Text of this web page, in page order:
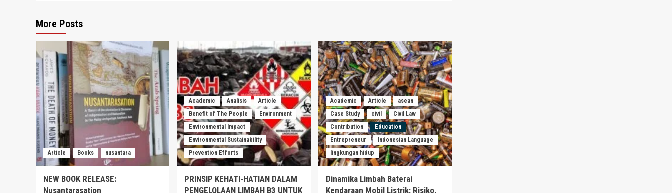
More Posts
Article Books nusantara
NEW BOOK RELEASE:
Nusantarasation
Academic Analisis
Article
Benefit of The People
Environment
Environmental Impact
Environmental Sustainability
Prevention Efforts
PRINSIP KEHATI-HATIAN DALAM
PENGELOLAAN LIMBAH B3 UNTUK
Academic Article
asean
Case Study
civil
Civil Law
Contribution
Education
Entrepreneur
Indonesian Language
lingkungan hidup
Dinamika Limbah Baterai
Kendaraan Mobil Listrik: Risiko,